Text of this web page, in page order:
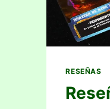
RESEÑAS